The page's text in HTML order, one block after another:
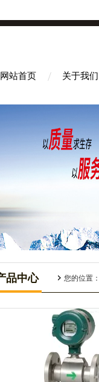
网站首页 关于我们
品中心 您的位置